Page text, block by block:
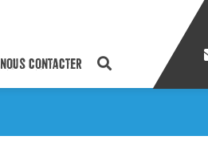
NOUS CONTACTER